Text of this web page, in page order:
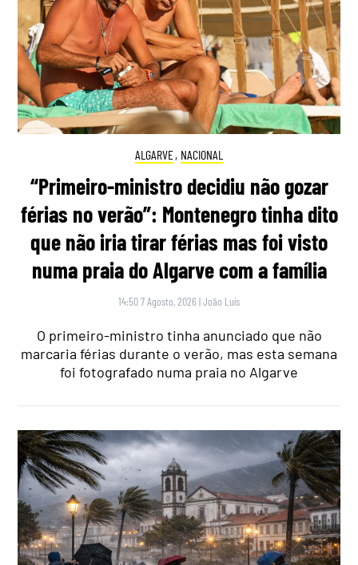
ALGARVE, NACIONAL
“Primeiro-ministro decidiu não gozar
férias no verão”: Montenegro tinha dito
que não iria tirar férias mas foi visto
numa praia do Algarve com a família
14:50 7 Agosto, 2026 |João Luís
O primeiro-ministro tinha anunciado que não
marcaria férias durante o verão, mas esta semana
foi fotografado numa praia no Algarve